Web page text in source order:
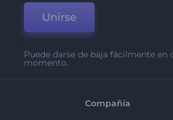
Unirse
Puede darse de baja fácilmente en
momento.
Compañía